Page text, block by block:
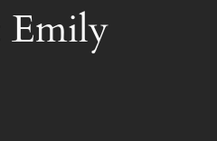
Emily